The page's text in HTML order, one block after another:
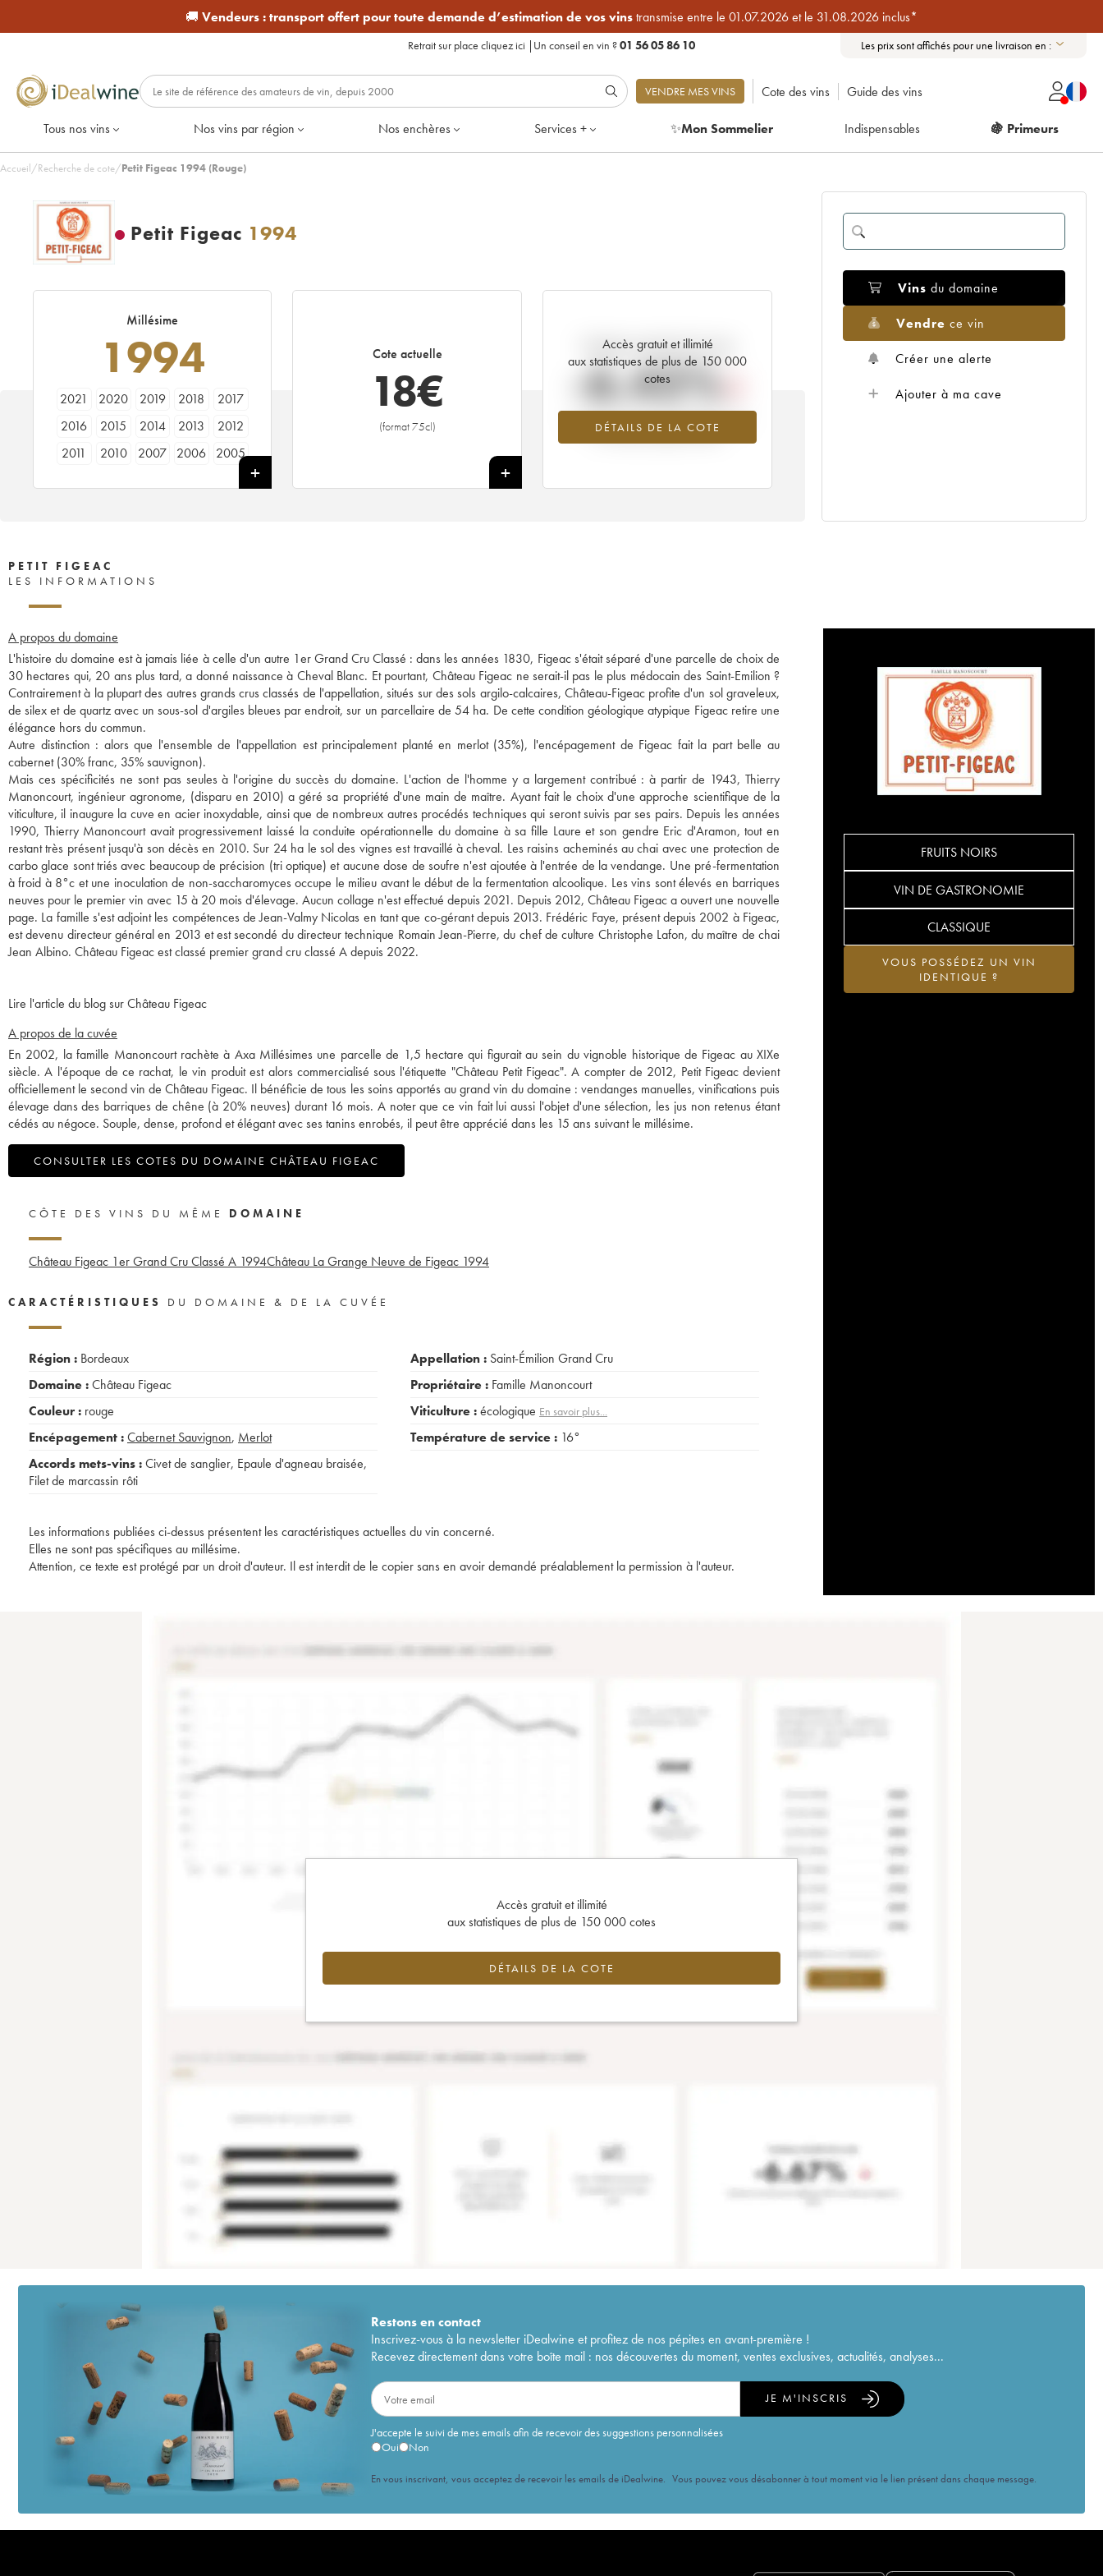
🚚 Vendeurs :transport offert pour toute demande d’estimation de vos vinstransmise entre le 01.07.2026 et le 31.08.2026 inclus*
Retrait sur place cliquez ici | Un conseil en vin ?01 56 05 86 10 Les prix sont affichés pour une livraison en :
VENDRE MES VINS Cote des vins Guide des vins
Tous nos vins Nos vins par région Nos enchères Services + ✨Mon Sommelier Indispensables 🍇 Primeurs
Accueil/Recherche de cote/Petit Figeac 1994 (Rouge)
Petit Figeac 1994
Millésime
1994
2021 2020 2019 2018
2017
2016
2015 2014 2013
2012
2011
2010 2007 2006
2005
Cote actuelle
18€
(format 75cl)
+
Accès gratuit et illimité
aux statistiques de plus de 150 000
cotes
DÉTAILS DE LA COTE
Tendance actuelle de la cote
-6.42%
Tendance à la baisse du millésime 1994
en 2026 par rapport à 2025
Vins du domaine
Vendre ce vin
Créer une alerte
Ajouter à ma cave
PETIT FIGEAC
LES INFORMATIONS
A propos du domaine
L'histoire du domaine est à jamais liée à celle d'un autre 1er Grand Cru Classé : dans les années 1830, Figeac s'était séparé d'une parcelle de choix de
30 hectares qui, 20 ans plus tard, a donné naissance à Cheval Blanc. Et pourtant, Château Figeac ne serait-il pas le plus médocain des Saint-Emilion ?
Contrairement à la plupart des autres grands crus classés de l'appellation, situés sur des sols argilo-calcaires, Château-Figeac profite d'un sol graveleux,
de silex et de quartz avec un sous-sol d'argiles bleues par endroit, sur un parcellaire de 54 ha. De cette condition géologique atypique Figeac retire une
élégance hors du commun.
Autre distinction : alors que l'ensemble de l'appellation est principalement planté en merlot (35%), l'encépagement de Figeac fait la part belle au
cabernet (30% franc, 35% sauvignon).
Mais ces spécificités ne sont pas seules à l'origine du succès du domaine. L'action de l'homme y a largement contribué : à partir de 1943, Thierry
Manoncourt, ingénieur agronome, (disparu en 2010) a géré sa propriété d'une main de maître. Ayant fait le choix d'une approche scientifique de la
viticulture, il inaugure la cuve en acier inoxydable, ainsi que de nombreux autres procédés techniques qui seront suivis par ses pairs. Depuis les années
1990, Thierry Manoncourt avait progressivement laissé la conduite opérationnelle du domaine à sa fille Laure et son gendre Eric d'Aramon, tout en
restant très présent jusqu'à son décès en 2010. Sur 24 ha le sol des vignes est travaillé à cheval. Les raisins acheminés au chai avec une protection de
carbo glace sont triés avec beaucoup de précision (tri optique) et aucune dose de soufre n'est ajoutée à l'entrée de la vendange. Une pré-fermentation
à froid à 8°c et une inoculation de non-saccharomyces occupe le milieu avant le début de la fermentation alcoolique. Les vins sont élevés en barriques
neuves pour le premier vin avec 15 à 20 mois d'élevage. Aucun collage n'est effectué depuis 2021. Depuis 2012, Château Figeac a ouvert une nouvelle
page. La famille s'est adjoint les compétences de Jean-Valmy Nicolas en tant que co-gérant depuis 2013. Frédéric Faye, présent depuis 2002 à Figeac,
est devenu directeur général en 2013 et est secondé du directeur technique Romain Jean-Pierre, du chef de culture Christophe Lafon, du maître de chai
Jean Albino. Château Figeac est classé premier grand cru classé A depuis 2022.
Lire l'article du blog sur Château Figeac
A propos de la cuvée
En 2002, la famille Manoncourt rachète à Axa Millésimes une parcelle de 1,5 hectare qui figurait au sein du vignoble historique de Figeac au XIXe
siècle. A l'époque de ce rachat, le vin produit est alors commercialisé sous l'étiquette "Château Petit Figeac". A compter de 2012, Petit Figeac devient
officiellement le second vin de Château Figeac. Il bénéficie de tous les soins apportés au grand vin du domaine : vendanges manuelles, vinifications puis
élevage dans des barriques de chêne (à 20% neuves) durant 16 mois. A noter que ce vin fait lui aussi l'objet d'une sélection, les jus non retenus étant
cédés au négoce. Souple, dense, profond et élégant avec ses tanins enrobés, il peut être apprécié dans les 15 ans suivant le millésime.
CONSULTER LES COTES DU DOMAINE CHÂTEAU FIGEAC
FRUITS NOIRS
VIN DE GASTRONOMIE
CLASSIQUE
VOUS POSSÉDEZ UN VIN
IDENTIQUE ?
CÔTE DES VINS DU MÊME DOMAINE
Château Figeac 1er Grand Cru Classé A 1994Château La Grange Neuve de Figeac 1994
CARACTÉRISTIQUES DU DOMAINE & DE LA CUVÉE
Région : Bordeaux
Domaine :Château Figeac
Couleur : rouge
Encépagement :Cabernet Sauvignon, Merlot
Accords mets-vins :Civet de sanglier, Epaule d'agneau braisée,
Filet de marcassin rôti
Appellation : Saint-Émilion Grand Cru
Propriétaire : Famille Manoncourt
Viticulture :écologique En savoir plus...
Température de service : 16°
Les informations publiées ci-dessus présentent les caractéristiques actuelles du vin concerné.
Elles ne sont pas spécifiques au millésime.
Attention, ce texte est protégé par un droit d'auteur. Il est interdit de le copier sans en avoir demandé préalablement la permission à l'auteur.
Accès gratuit et illimité
aux statistiques de plus de 150 000 cotes
DÉTAILS DE LA COTE
Restons encontact
Inscrivez-vous à la newsletter iDealwine et profitez de nos pépites en avant-première !
Recevez directement dans votre boîte mail : nos découvertes du moment, ventes exclusives, actualités, analyses...
J'accepte le suivi de mes emails afin de recevoir des suggestions personnalisées
Oui
Non
JE M'INSCRIS
En vous inscrivant, vous acceptez de recevoir les emails de iDealwine. Vous pouvez vous désabonner à tout moment via le lien présent dans chaque message.